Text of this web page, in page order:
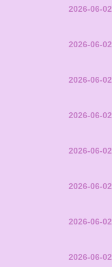
2026-06-02
2026-06-02
2026-06-02
2026-06-02
2026-06-02
2026-06-02
2026-06-02
2026-06-02